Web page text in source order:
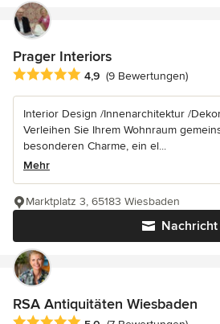
Prager Interiors
Durchschnittliche Bewertung: 4.9
4,9 (9 Bewertungen)
Interior Design /Innenarchitektur /
Verleihen Sie Ihrem Wohnraum
besonderen Charme, ein el...
Mehr
Nachricht
Marktplatz 3, 65183 Wiesbaden
RSA Antiquitäten Wiesbaden